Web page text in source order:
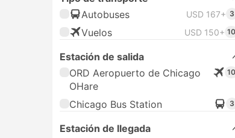
Autobuses
USD 167+ 3
Vuelos USD 150+ 10
Estación de salida
ORD Aeropuerto de Chicago
OHare
10
Chicago Bus Station 3
Estación de llegada